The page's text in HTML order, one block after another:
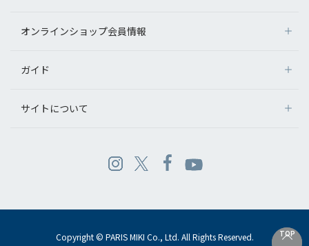
TOP
TOP
オンラインショップ会員情報
ガイド
サイトについて
Copyright © PARIS MIKI Co., Ltd. All Rights Reserved.